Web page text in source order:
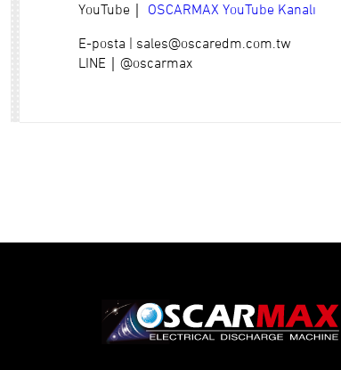
YouTube｜ OSCARMAX YouTube Kanalı
E-posta | sales@oscaredm.com.tw
LINE｜@oscarmax